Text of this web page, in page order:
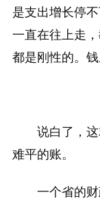
是支出增长停
一直在往上走
都是刚性的。
说白了，
难平的账。
一个省的